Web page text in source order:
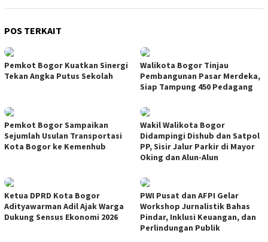
POS TERKAIT
Pemkot Bogor Kuatkan Sinergi
Tekan Angka Putus Sekolah
Walikota Bogor Tinjau
Pembangunan Pasar Merdeka,
Siap Tampung 450 Pedagang
Pemkot Bogor Sampaikan
Sejumlah Usulan Transportasi
Kota Bogor ke Kemenhub
Wakil Walikota Bogor
Didampingi Dishub dan Satpol
PP, Sisir Jalur Parkir di Mayor
Oking dan Alun-Alun
Ketua DPRD Kota Bogor
Adityawarman Adil Ajak Warga
Dukung Sensus Ekonomi 2026
PWI Pusat dan AFPI Gelar
Workshop Jurnalistik Bahas
Pindar, Inklusi Keuangan, dan
Perlindungan Publik